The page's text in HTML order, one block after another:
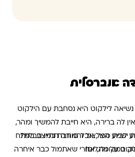
אנברסלית
נשיאה לילקוט היא נסחבת עם הילקוט
לה ברירה, היא חייבת להמשיך ומהר,
ישמע הצלצול והמורה תתייצב בפתח
במקומה, אחרי שאתמול כבר איחרה
לבית ספר, אבל סוחבת כמו סבלת?
על גלגלים!